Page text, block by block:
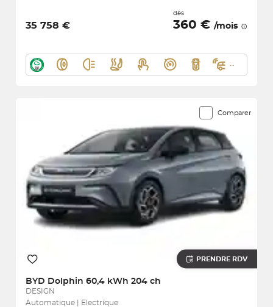
35 758 €
dès
360 € /mois
Comparer
PRENDRE RDV
BYD Dolphin 60,4 kWh 204 ch
DESIGN
Automatique | Electrique